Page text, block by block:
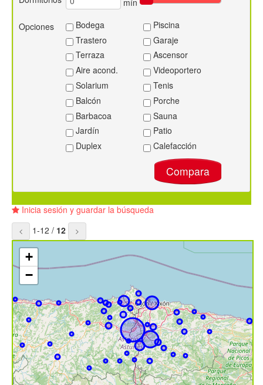
Opciones Bodega
Piscina
Trastero
Garaje
Terraza
Ascensor
Aire acond.
Videoportero
Solarium
Tenis
Balcón
Porche
Barbacoa
Sauna
Jardín
Patio
Duplex
Calefacción
Compara
Inicia sesión y guardar la búsqueda
1-12 / 12
+
−